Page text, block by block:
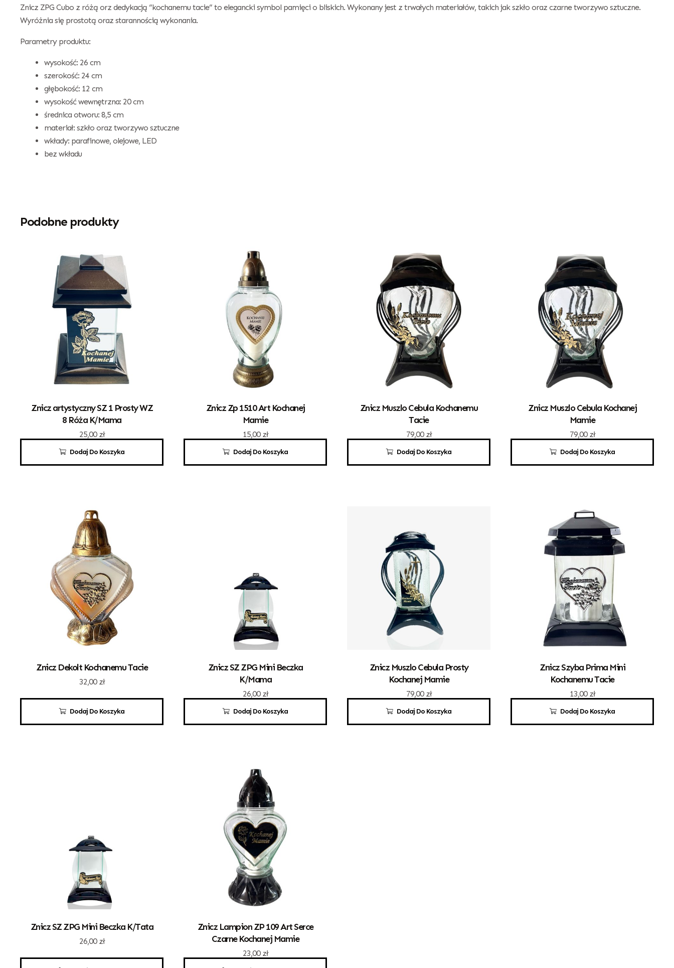
Znicz ZPG Cubo z różą orz dedykacją “kochanemu tacie” to elegancki symbol pamięci o bliskich. Wykonany jest z trwałych materiałów, takich jak szkło oraz czarne tworzywo sztuczne.
Wyróżnia się prostotą oraz starannością wykonania.
Parametry produktu:
wysokość: 26 cm
szerokość: 24 cm
głębokość: 12 cm
wysokość wewnętrzna: 20 cm
średnica otworu: 8,5 cm
materiał: szkło oraz tworzywo sztuczne
wkłady: parafinowe, olejowe, LED
bez wkładu
Podobne produkty
Dodaj Do Koszyka
Znicz artystyczny SZ 1 Prosty WZ
8 Róża K/Mama
25,00 zł
Dodaj Do Koszyka
Znicz Zp 1510 Art Kochanej
Mamie
15,00 zł
Dodaj Do Koszyka
Znicz Muszlo Cebula Kochanemu
Tacie
79,00 zł
Dodaj Do Koszyka
Znicz Muszlo Cebula Kochanej
Mamie
79,00 zł
Dodaj Do Koszyka
Znicz Dekolt Kochanemu Tacie
32,00 zł
Dodaj Do Koszyka
Znicz SZ ZPG Mini Beczka
K/Mama
26,00 zł
Dodaj Do Koszyka
Znicz Muszlo Cebula Prosty
Kochanej Mamie
79,00 zł
Dodaj Do Koszyka
Znicz Szyba Prima Mini
Kochanemu Tacie
13,00 zł
Znicz SZ ZPG Mini Beczka K/Tata
26,00 zł
Znicz Lampion ZP 109 Art Serce
Czarne Kochanej Mamie
23,00 zł